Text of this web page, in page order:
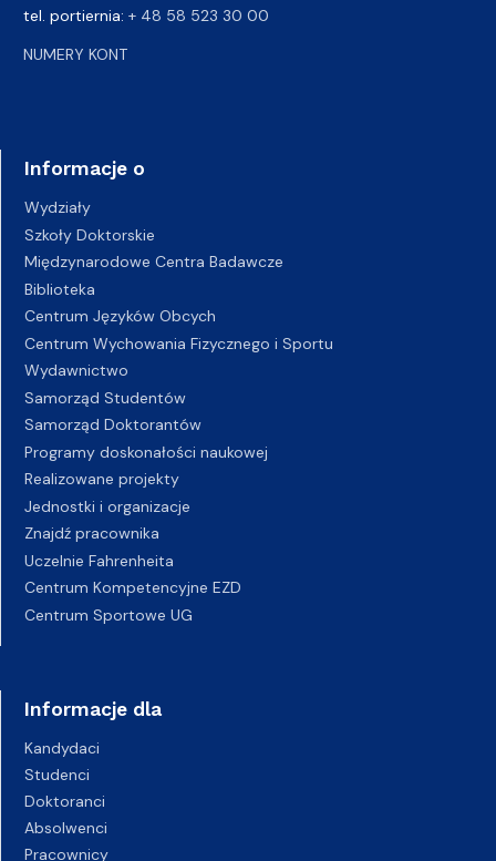
tel. portiernia: + 48 58 523 30 00
NUMERY KONT
Informacje o
Wydziały
Szkoły Doktorskie
Międzynarodowe Centra Badawcze
Biblioteka
Centrum Języków Obcych
Centrum Wychowania Fizycznego i Sportu
Wydawnictwo
Samorząd Studentów
Samorząd Doktorantów
Programy doskonałości naukowej
Realizowane projekty
Jednostki i organizacje
Znajdź pracownika
Uczelnie Fahrenheita
Centrum Kompetencyjne EZD
Centrum Sportowe UG
Informacje dla
Kandydaci
Studenci
Doktoranci
Absolwenci
Pracownicy